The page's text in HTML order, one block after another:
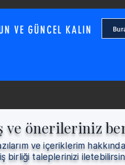
VE GÜNCEL KALIN
ve önerileriniz
ve içeriklerim
birliği taleplerinizi